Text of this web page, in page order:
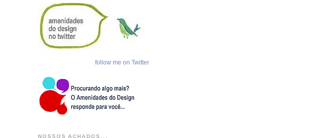
follow me on Twitter
NOSSOS ACHADOS...